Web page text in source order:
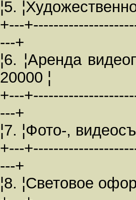
¦5.
+---
---+
¦6. ¦Аренда
20000 ¦
+---
---+
¦7. ¦Фото-,
+---
---+
¦8. ¦Световое